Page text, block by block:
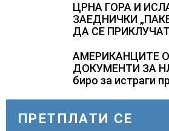
АВГУСТ
ЦРНА ГОРА И
ЗАЕДНИЧКИ
ДА СЕ
АМЕРИКАНЦИТЕ
ДОКУМЕНТИ ЗА
биро за истраги
ПРЕТПЛАТИ СЕ